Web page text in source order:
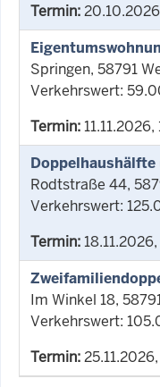
Termin:
Springen, 58791
Verkehrswert:
Termin:
Doppelhaushälfte
Rodtstraße 44,
Verkehrswert:
Termin:
Im Winkel 18,
Verkehrswert:
Termin: